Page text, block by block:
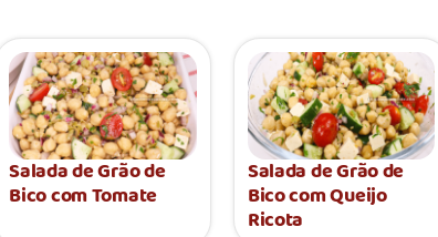
Salada de Grão de
Bico com Tomate
Salada de Grão de
Bico com Queijo
Ricota